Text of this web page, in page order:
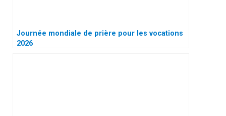
Journée mondiale de prière pour les vocations
2026